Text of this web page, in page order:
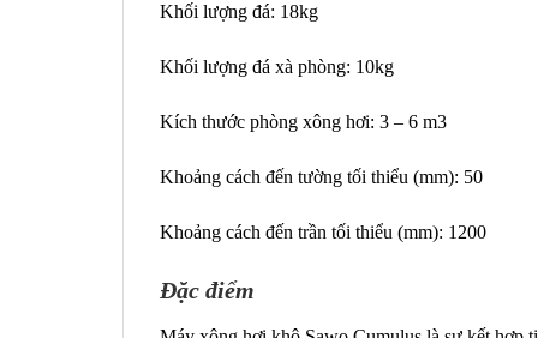
Khối lượng đá: 18kg
Khối lượng đá xà phòng: 10kg
Kích thước phòng xông hơi: 3 – 6 m3
Khoảng cách đến tường tối thiểu (mm): 50
Khoảng cách đến trần tối thiểu (mm): 1200
Đặc điểm